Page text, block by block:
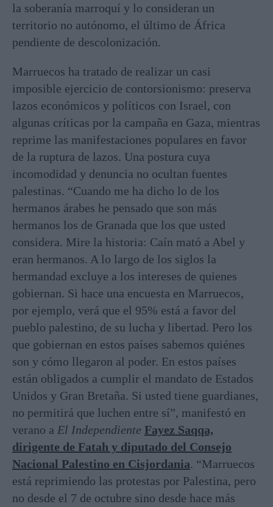
la soberanía marroquí y lo consideran un
territorio no autónomo, el último de África
pendiente de descolonización.
Marruecos ha tratado de realizar un casi
imposible ejercicio de contorsionismo: preserva
lazos económicos y políticos con Israel, con
algunas críticas por la campaña en Gaza, mientras
reprime las manifestaciones populares en favor
de la ruptura de lazos. Una postura cuya
incomodidad y denuncia no ocultan fuentes
palestinas. “Cuando me ha dicho lo de los
hermanos árabes he pensado que son más
hermanos los de Granada que los que usted
considera. Mire la historia: Caín mató a Abel y
eran hermanos. A lo largo de los siglos la
hermandad excluye a los intereses de quienes
gobiernan. Si hace una encuesta en Marruecos,
por ejemplo, verá que el 95% está a favor del
pueblo palestino, de su lucha y libertad. Pero los
que gobiernan en estos países sabemos quiénes
son y cómo llegaron al poder. En estos países
están obligados a cumplir el mandato de Estados
Unidos y Gran Bretaña. Si usted tiene guardianes,
no permitirá que luchen entre sí”, manifestó en
verano a El Independiente Fayez Saqqa,
dirigente de Fatah y diputado del Consejo
Nacional Palestino en Cisjordania. “Marruecos
está reprimiendo las protestas por Palestina, pero
no desde el 7 de octubre sino desde hace más